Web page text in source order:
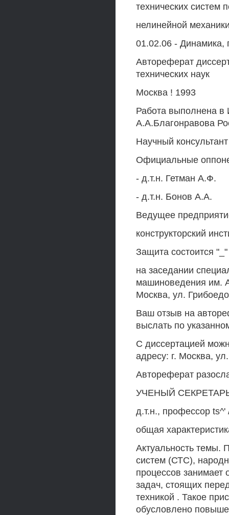
технических систем
нелинейной
01.02.06 - Динамика,
Автореферат
технических наук
Москва ! 1993
Работа выполнена в
А.А.Благонравова
Научный
Официальные
- д.т.н. Гетман А.Ф.
- д.т.н. Бонов A.A.
Ведущее
конструкторский
Защита состоится
на заседании
машиноведения им.
Москва, ул.
Ваш отзыв на
выслать по
С диссертацией
адресу: г. Москва,
Автореферат
УЧЕНЫЙ СЕКРЕТАРЬ
д.т.н., профессор ts^'
общая
Актуальность темы.
систем (СТС),
процессов
задач, стоящих
техникой . Такое
обусловлено